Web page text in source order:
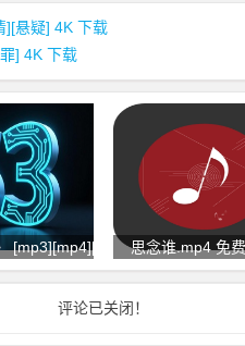
][悬疑] 4K 下载
] 4K 下载
[mp3][mp4][flac] 思念谁.mp4 免
评论已关闭！